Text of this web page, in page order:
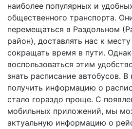
наиболее популярных и
общественного транспорта.
перемещаться в Раздольном
район), доставлять нас к
сокращать время в пути.
воспользоваться этим
знать расписание автобусов.
получить информацию о
стало гораздо проще. С
мобильных приложений, мы
актуальную информацию о